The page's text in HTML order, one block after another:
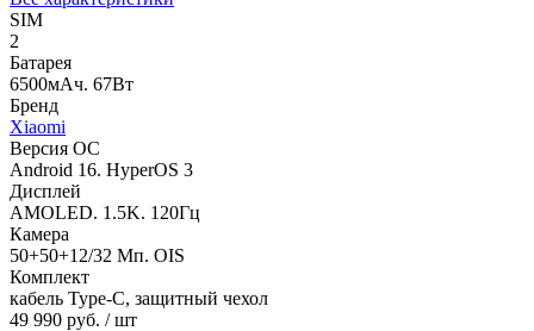
SIM
2
Батарея
6500мАч. 67Вт
Бренд
Xiaomi
Версия ОС
Android 16. HyperOS 3
Дисплей
AMOLED. 1.5K. 120Гц
Камера
50+50+12/32 Мп. OIS
Комплект
кабель Type-C, защитный чехол
49 990 руб. / шт